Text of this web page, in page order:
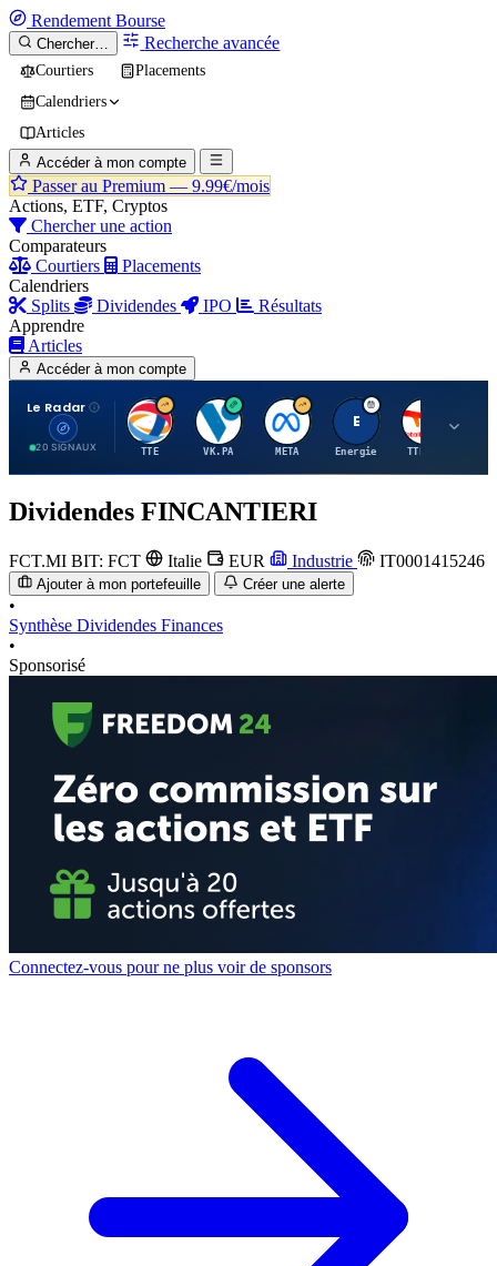
Rendement Bourse
Chercher… Recherche avancée
Courtiers
Placements
Calendriers
Articles
Accéder à mon compte
Passer au Premium — 9.99€/mois
Actions, ETF, Cryptos
Chercher une action
Comparateurs
Courtiers
Placements
Calendriers
Splits
Dividendes IPO
Résultats
Apprendre
Articles
Accéder à mon compte
Le Radar
20 SIGNAUX
T
TTE
V
VK.PA
M
META
E
Energie
T
TTE.PA
Dividendes FINCANTIERI
FCT.MI BIT: FCT Italie EUR Industrie IT0001415246
Ajouter à mon portefeuille Créer une alerte
•
Synthèse Dividendes Finances
•
Sponsorisé
Connectez-vous pour ne plus voir de sponsors